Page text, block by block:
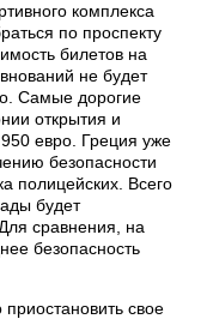
комплекса
по проспекту
билетов на
не будет
Самые дорогие
открытия и
евро. Греция уже
безопасности
полицейских. Всего
будет
сравнения, на
безопасность
свое